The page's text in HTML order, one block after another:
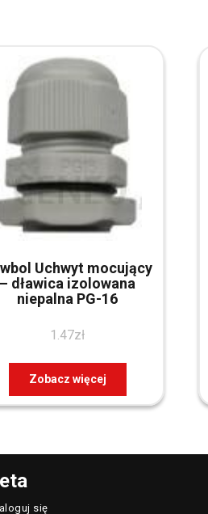
Uchwyt mocujący
– dławica izolowana
niepalna PG-16
1.47zł
Zobacz więcej
się